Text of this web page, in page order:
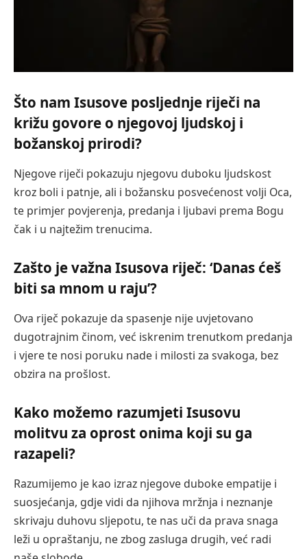
Što nam Isusove posljednje riječi na
križu govore o njegovoj ljudskoj i
božanskoj prirodi?
Njegove riječi pokazuju njegovu duboku ljudskost
kroz boli i patnje, ali i božansku posvećenost volji Oca,
te primjer povjerenja, predanja i ljubavi prema Bogu
čak i u najtežim trenucima.
Zašto je važna Isusova riječ: ‘Danas ćeš
biti sa mnom u raju’?
Ova riječ pokazuje da spasenje nije uvjetovano
dugotrajnim činom, već iskrenim trenutkom predanja
i vjere te nosi poruku nade i milosti za svakoga, bez
obzira na prošlost.
Kako možemo razumjeti Isusovu
molitvu za oprost onima koji su ga
razapeli?
Razumijemo je kao izraz njegove duboke empatije i
suosjećanja, gdje vidi da njihova mržnja i neznanje
skrivaju duhovu sljepotu, te nas uči da prava snaga
leži u opraštanju, ne zbog zasluga drugih, već radi